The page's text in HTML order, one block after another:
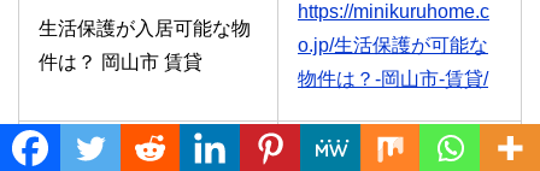
生活保護が入居可能な物
件は？ 岡山市 賃貸
https://minikuruhome.c
o.jp/生活保護が可能な
物件は？-岡山市-賃貸/
https://minikuruhome.c
Translate »